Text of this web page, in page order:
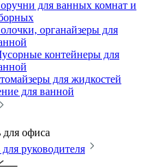
для ванных комнат и
органайзеры для
контейнеры для
для жидкостей
для ванной
офиса
руководителя